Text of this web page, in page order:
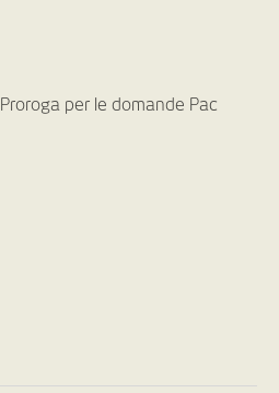
Proroga per le domande Pac